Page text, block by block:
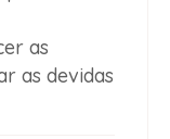
as
as devidas